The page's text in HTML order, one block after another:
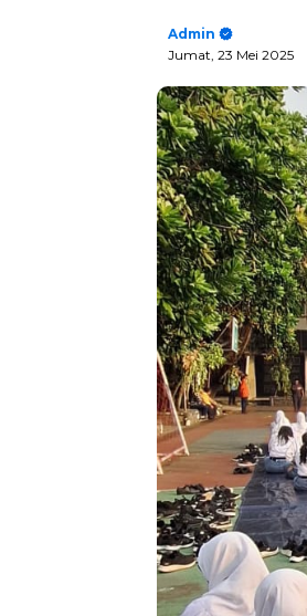
Admin
Jumat, 23 Mei 2025